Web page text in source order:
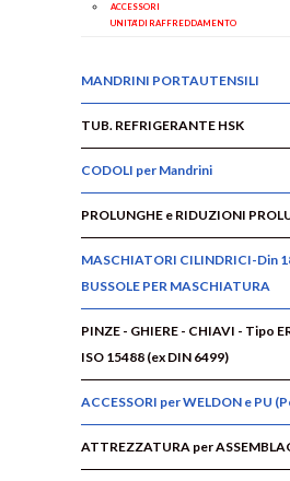
ACCESSORI
UNITA' DI RAFFREDDAMENTO
MANDRINI PORTAUTENSILI
TUB. REFRIGERANTE HSK
CODOLI per Mandrini
PROLUNGHE e RIDUZIONI
MASCHIATORI CILINDRICI-Din
BUSSOLE PER MASCHIATURA
PINZE - GHIERE - CHIAVI - Tipo
ISO 15488 (ex DIN 6499)
ACCESSORI per WELDON e PU
ATTREZZATURA per